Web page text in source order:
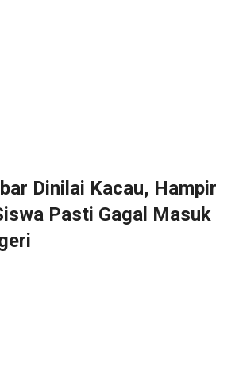
Dinilai Kacau, Hampir
Pasti Gagal Masuk